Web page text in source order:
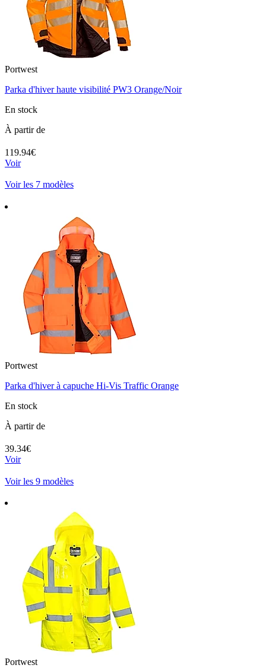
Portwest
Parka d'hiver haute visibilité PW3 Orange/Noir
En stock
À partir de
119.94€
Voir
Voir les 7 modèles
Portwest
Parka d'hiver à capuche Hi-Vis Traffic Orange
En stock
À partir de
39.34€
Voir
Voir les 9 modèles
Portwest